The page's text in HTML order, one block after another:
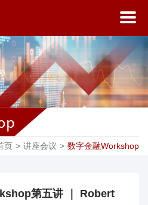
页 > 讲座会议 > 数字金融Workshop
第五讲 ｜ Robert